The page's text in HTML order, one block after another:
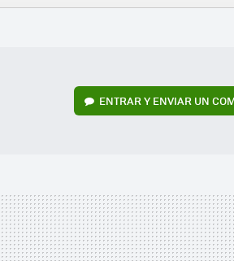
FACEBOOK
TWITTERFLIPBOARD
E-
WHATSAPP
ENTRAR Y ENVIAR UN